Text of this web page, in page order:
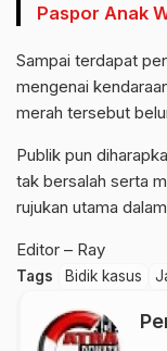
Paspor Anak
Sampai terdapat
mengenai
merah tersebut
Publik pun
tak bersalah serta
rujukan utama
Editor – Ray
Tags Bidik kasus